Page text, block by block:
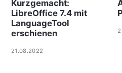
Kurzgemacht:
LibreOffice 7.4 mit
LanguageTool
erschienen
21.08.2022